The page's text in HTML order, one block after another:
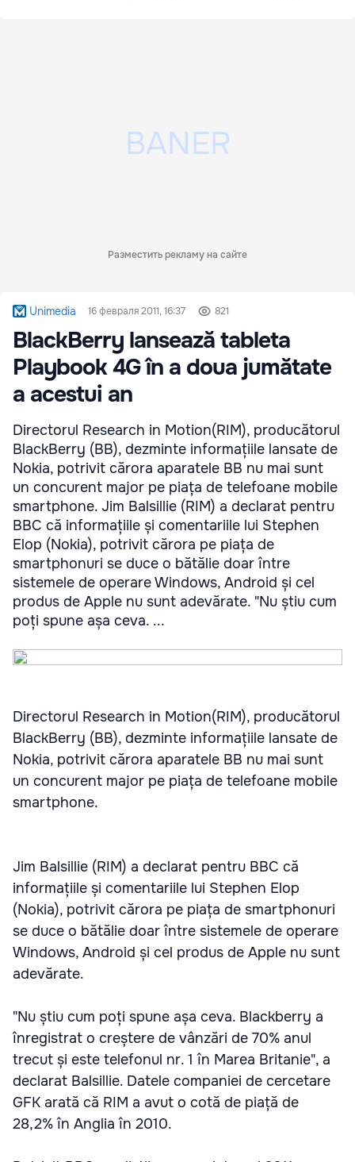
Разместить рекламу на сайте
Unimedia 16 февраля 2011, 16:37 821
BlackBerry lansează tableta
Playbook 4G în a doua jumătate
a acestui an
Directorul Research in Motion(RIM), producătorul
BlackBerry (BB), dezminte informațiile lansate de
Nokia, potrivit cărora aparatele BB nu mai sunt
un concurent major pe piața de telefoane mobile
smartphone. Jim Balsillie (RIM) a declarat pentru
BBC că informațiile și comentariile lui Stephen
Elop (Nokia), potrivit cărora pe piața de
smartphonuri se duce o bătălie doar între
sistemele de operare Windows, Android și cel
produs de Apple nu sunt adevărate. "Nu știu cum
poți spune așa ceva. ...
Directorul Research in Motion(RIM), producătorul
BlackBerry (BB), dezminte informațiile lansate de
Nokia, potrivit cărora aparatele BB nu mai sunt
un concurent major pe piața de telefoane mobile
smartphone.
Jim Balsillie (RIM) a declarat pentru BBC că
informațiile și comentariile lui Stephen Elop
(Nokia), potrivit cărora pe piața de smartphonuri
se duce o bătălie doar între sistemele de operare
Windows, Android și cel produs de Apple nu sunt
adevărate.
"Nu știu cum poți spune așa ceva. Blackberry a
înregistrat o creștere de vânzări de 70% anul
trecut și este telefonul nr. 1 în Marea Britanie", a
declarat Balsillie. Datele companiei de cercetare
GFK arată că RIM a avut o cotă de piață de
28,2% în Anglia în 2010.